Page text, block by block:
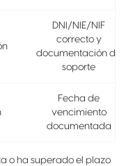
DNI/NIE/NIF
correcto y
documentación de
soporte
Fecha de
vencimiento
documentada
o ha superado el plazo